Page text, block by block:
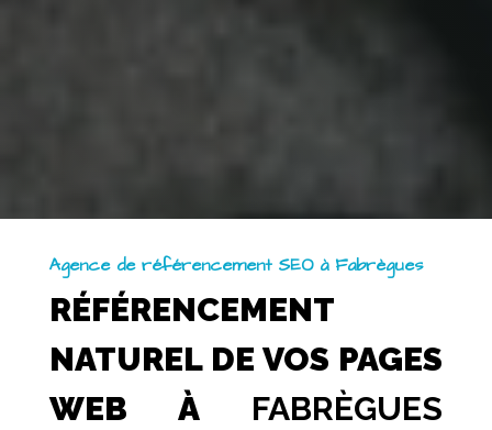
Agence de référencement SEO à Fabrègues
RÉFÉRENCEMENT
NATUREL DE VOS PAGES
WEB À FABRÈGUES